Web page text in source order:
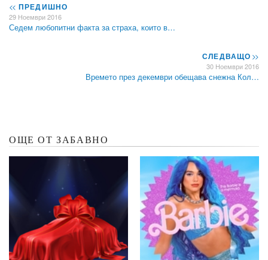
<< ПРЕДИШНО
29 Ноември 2016
Седем любопитни факта за страха, които в…
СЛЕДВАЩО>>
30 Ноември 2016
Времето през декември обещава снежна Кол…
ОЩЕ ОТ ЗАБАВНО